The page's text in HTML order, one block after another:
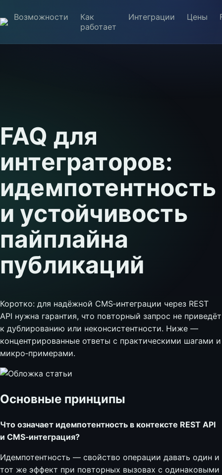
Возможности
Как
работает
Интеграции Цены
FAQ для
интеграторов:
идемпотентность
и устойчивость
пайплайна
публикаций
Коротко: для надёжной CMS‑интеграции через REST
API нужна гарантия, что повторный запрос не приведёт
к дублированию или неконсистентности. Ниже —
концентрированные ответы с практическими шагами и
микро‑примерами.
Основные принципы
Что означает идемпотентность в контексте REST API
и CMS‑интеграция?
Идемпотентность — свойство операции давать один и
тот же эффект при повторных вызовах с одинаковыми